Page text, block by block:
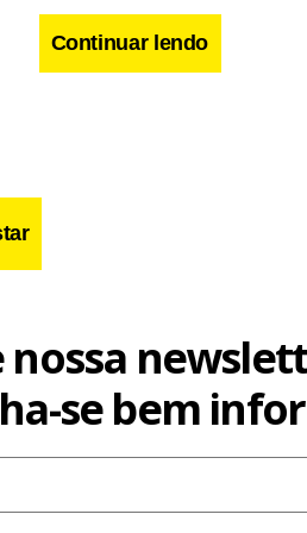
com freqüência.
Continuar lendo
nossa
se bem